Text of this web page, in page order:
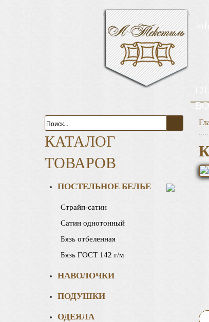
КАТАЛОГ
ТОВАРОВ
ПОСТЕЛЬНОЕ БЕЛЬЕ
Страйп-сатин
Сатин однотонный
Бязь отбеленная
Бязь ГОСТ 142 г/м
НАВОЛОЧКИ
ПОДУШКИ
ОДЕЯЛА